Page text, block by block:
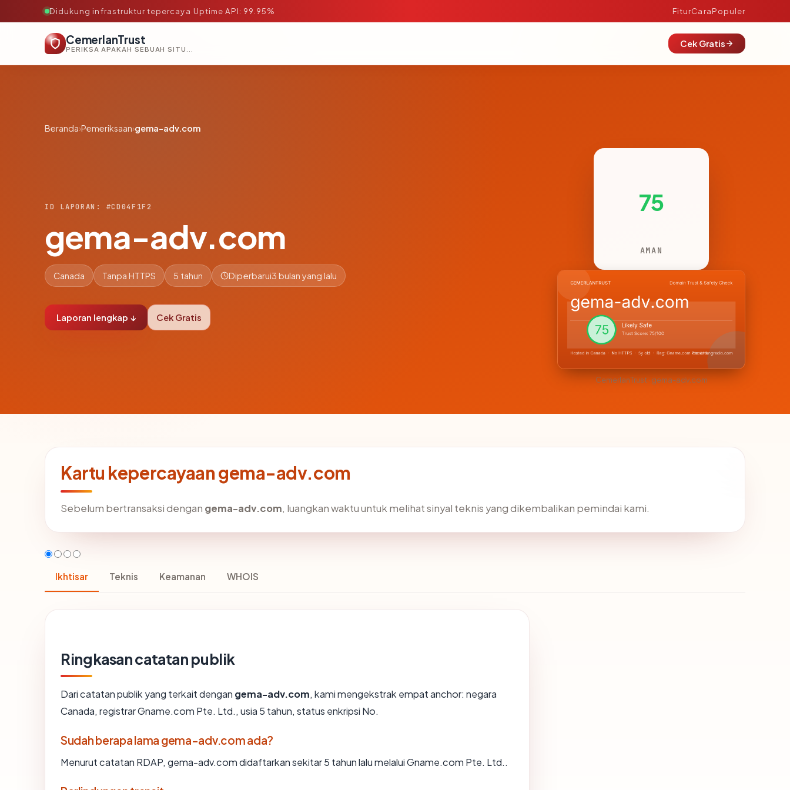
Didukung infrastruktur tepercaya·Uptime API: 99.95% FiturCaraPopuler
CemerlanTrust
PERIKSA APAKAH SEBUAH SITUS AMAN, TEPERCAYA, DAN TERVERIFIKASI DALAM HITUNGAN DETIK.
Cek Gratis
Beranda›Pemeriksaan›gema-adv.com
ID LAPORAN: #CD04F1F2
gema-adv.com
Canada Tanpa HTTPS 5 tahun Diperbarui3 bulan yang lalu
Laporan lengkap ↓ Cek Gratis
75
AMAN
CemerlanTrust · gema-adv.com
Kartu kepercayaan gema-adv.com
Sebelum bertransaksi dengan gema-adv.com, luangkan waktu untuk melihat sinyal teknis yang dikembalikan pemindai kami.
Ikhtisar Teknis Keamanan WHOIS
Ringkasan catatan publik
Dari catatan publik yang terkait dengan gema-adv.com, kami mengekstrak empat anchor: negara
Canada, registrar Gname.com Pte. Ltd., usia 5 tahun, status enkripsi No.
Sudah berapa lama gema-adv.com ada?
Menurut catatan RDAP, gema-adv.com didaftarkan sekitar 5 tahun lalu melalui Gname.com Pte. Ltd..